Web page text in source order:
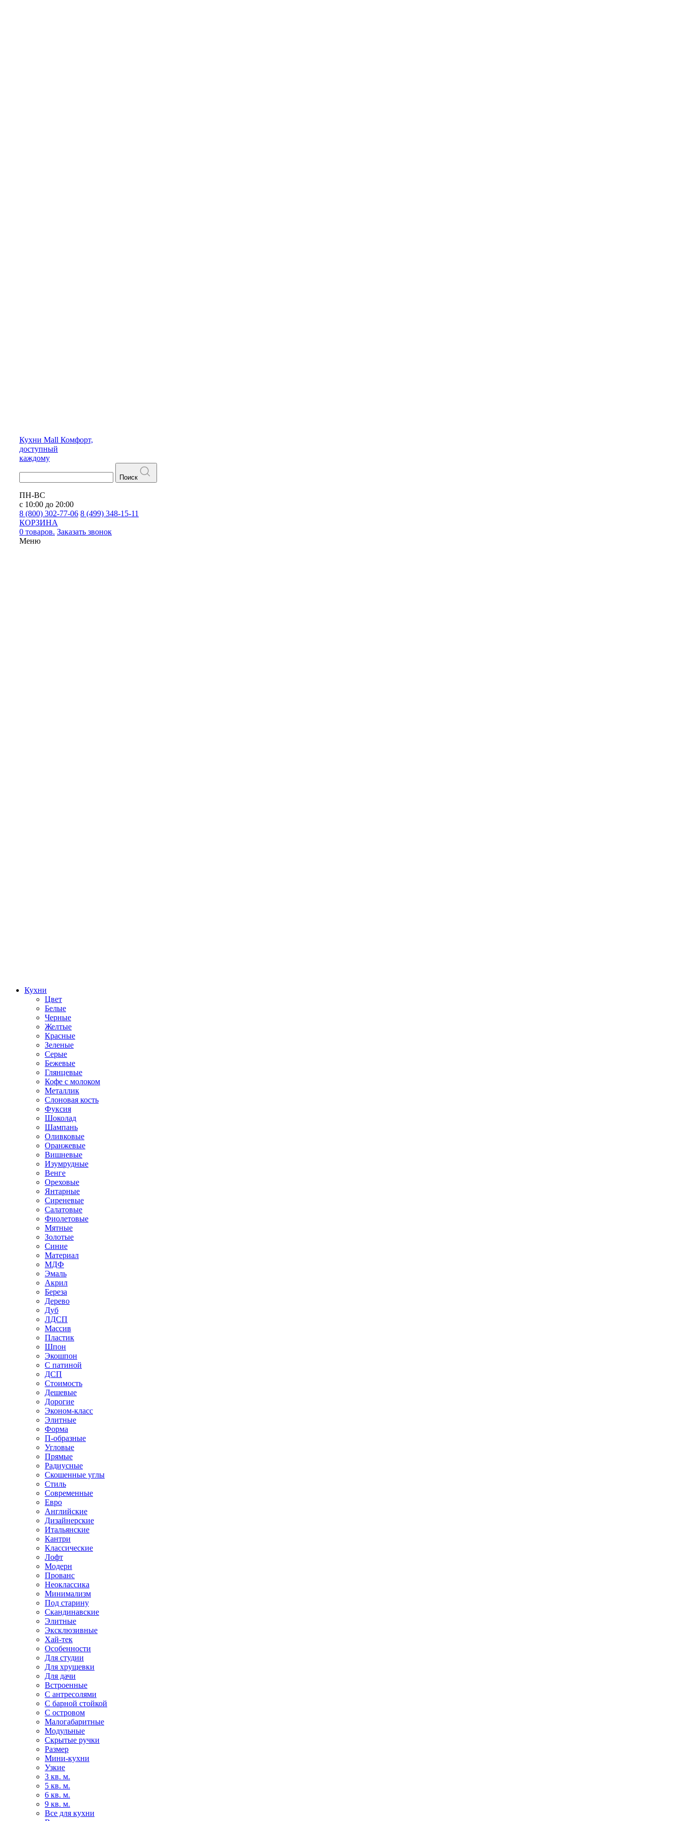
Кухни Mall Комфорт,
доступный
каждому
Поиск
ПН-ВС
с 10:00 до 20:00
8 (800) 302-77-06 8 (499) 348-15-11
КОРЗИНА
0 товаров. Заказать звонок
Меню
Кухни
Цвет
Белые
Черные
Желтые
Красные
Зеленые
Серые
Бежевые
Глянцевые
Кофе с молоком
Металлик
Слоновая кость
Фуксия
Шоколад
Шампань
Оливковые
Оранжевые
Вишневые
Изумрудные
Венге
Ореховые
Янтарные
Сиреневые
Салатовые
Фиолетовые
Мятные
Золотые
Синие
Материал
МДФ
Эмаль
Акрил
Береза
Дерево
Дуб
ЛДСП
Массив
Пластик
Шпон
Экошпон
С патиной
ДСП
Стоимость
Дешевые
Дорогие
Эконом-класс
Элитные
Форма
П-образные
Угловые
Прямые
Радиусные
Скошенные углы
Стиль
Современные
Евро
Английские
Дизайнерские
Итальянские
Кантри
Классические
Лофт
Модерн
Прованс
Неоклассика
Минимализм
Под старину
Скандинавские
Элитные
Эксклюзивные
Хай-тек
Особенности
Для студии
Для хрущевки
Для дачи
Встроенные
С антресолями
С барной стойкой
С островом
Малогабаритные
Модульные
Скрытые ручки
Размер
Мини-кухни
Узкие
3 кв. м.
5 кв. м.
6 кв. м.
9 кв. м.
Все для кухни